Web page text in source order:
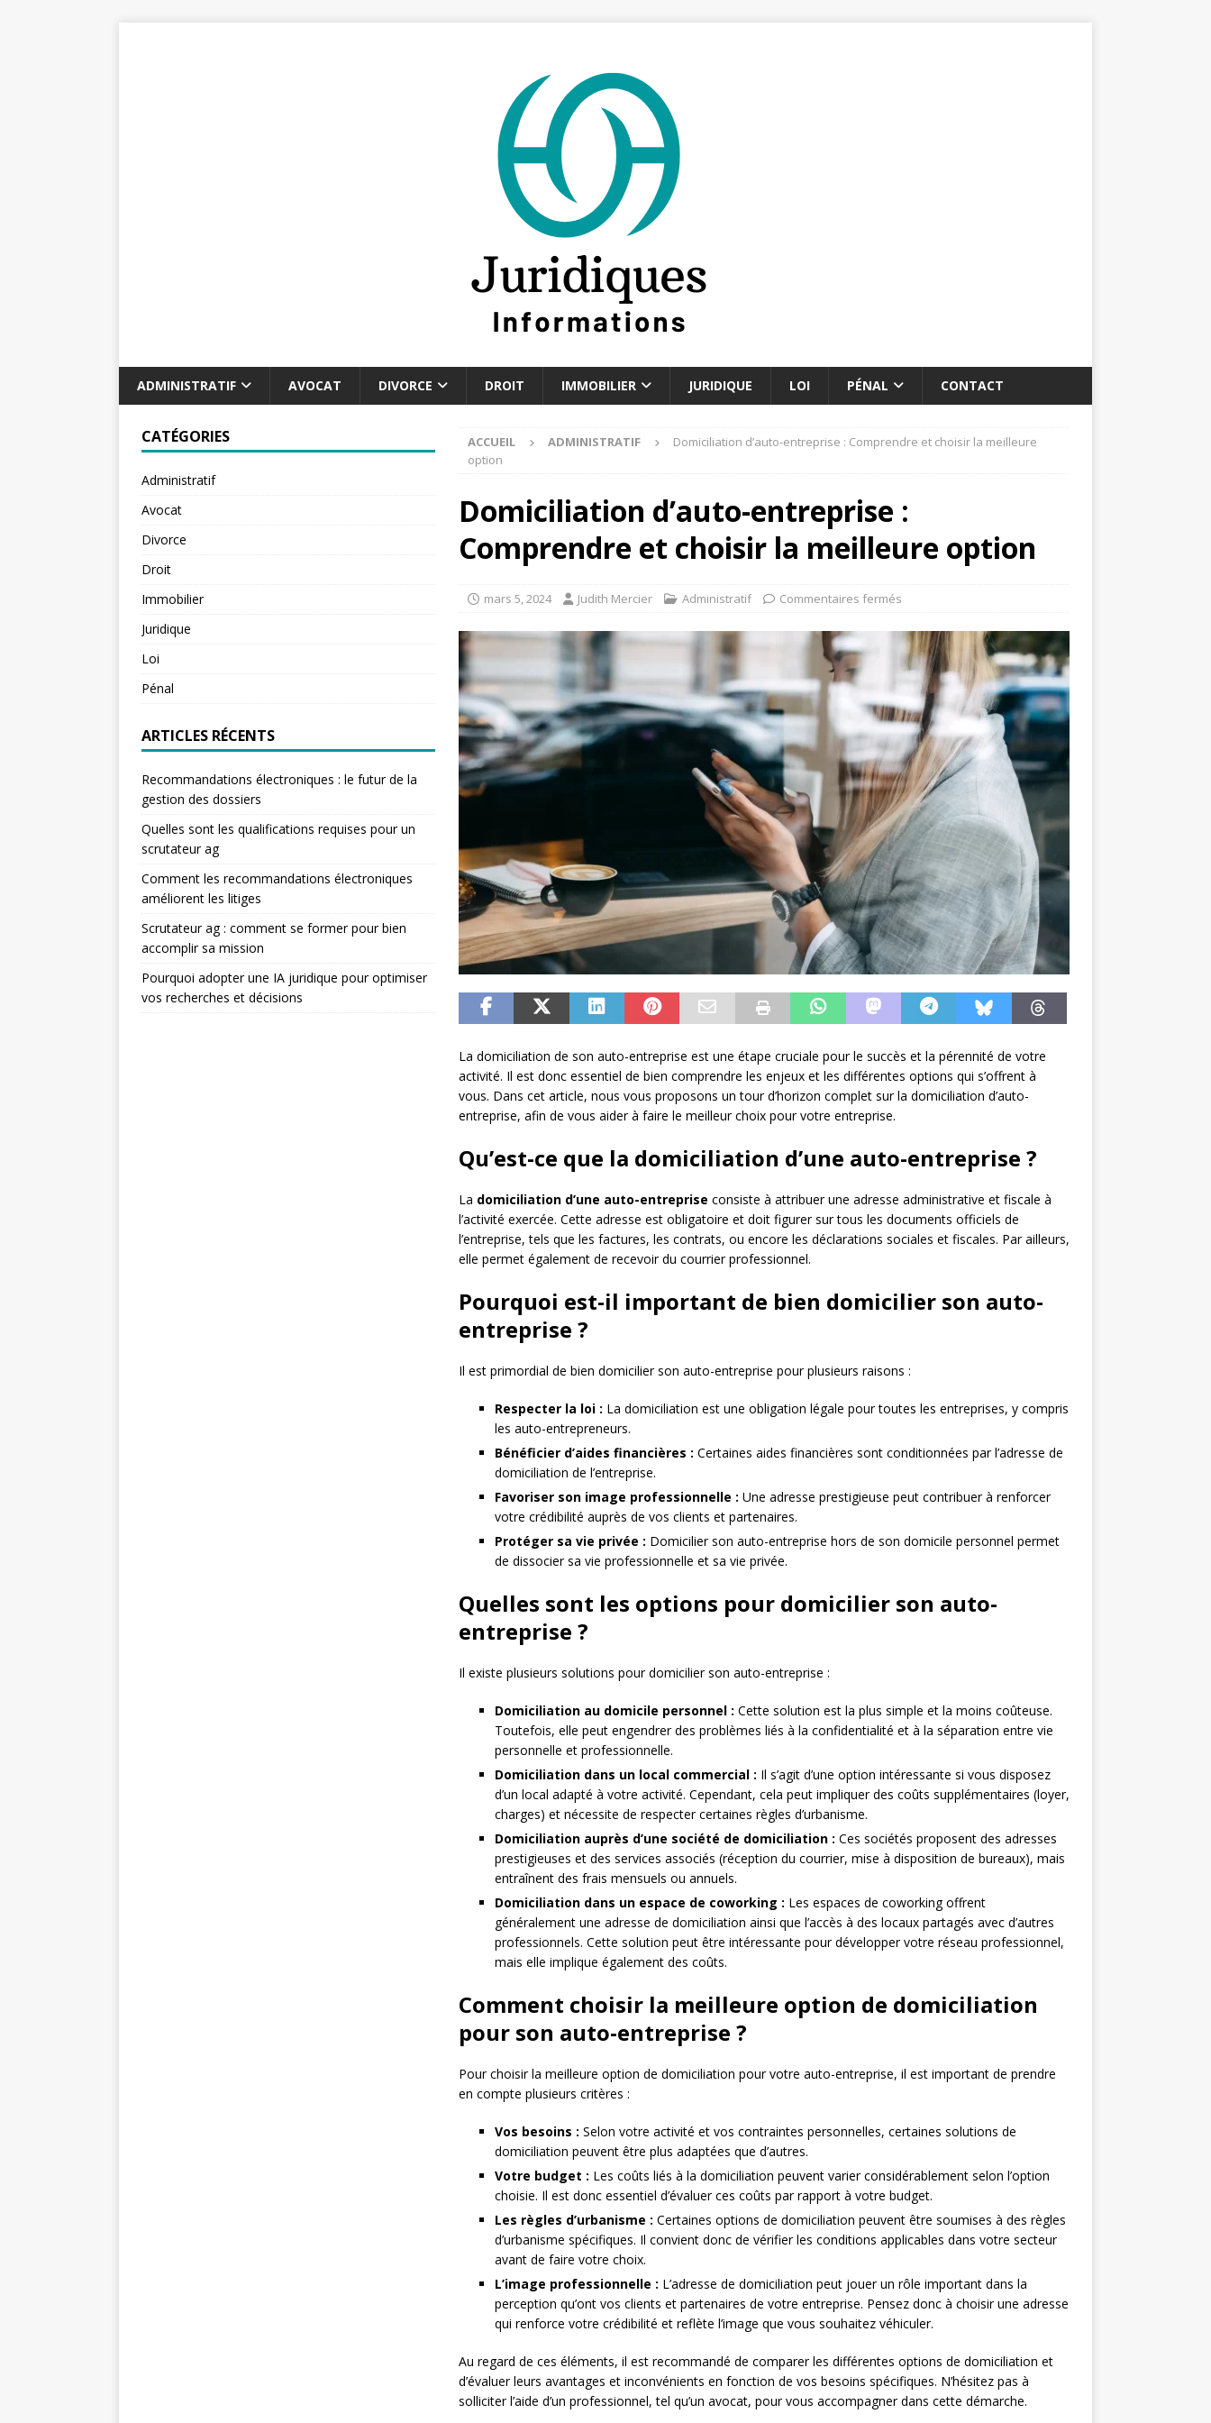
ADMINISTRATIF AVOCAT DIVORCE DROIT IMMOBILIER JURIDIQUE LOI PÉNAL CONTACT
ACCUEIL ADMINISTRATIF
Domiciliation d’auto-entreprise : Comprendre et choisir la meilleure
option
Domiciliation d’auto-entreprise :
Comprendre et choisir la meilleure option
mars 5, 2024 Judith Mercier Administratif Commentaires fermés
La domiciliation de son auto-entreprise est une étape cruciale pour le succès et la pérennité de votre
activité. Il est donc essentiel de bien comprendre les enjeux et les différentes options qui s’offrent à
vous. Dans cet article, nous vous proposons un tour d’horizon complet sur la domiciliation d’auto-
entreprise, afin de vous aider à faire le meilleur choix pour votre entreprise.
Qu’est-ce que la domiciliation d’une auto-entreprise ?
La domiciliation d’une auto-entreprise consiste à attribuer une adresse administrative et fiscale à
l’activité exercée. Cette adresse est obligatoire et doit figurer sur tous les documents officiels de
l’entreprise, tels que les factures, les contrats, ou encore les déclarations sociales et fiscales. Par ailleurs,
elle permet également de recevoir du courrier professionnel.
Pourquoi est-il important de bien domicilier son auto-
entreprise ?
Il est primordial de bien domicilier son auto-entreprise pour plusieurs raisons :
Respecter la loi : La domiciliation est une obligation légale pour toutes les entreprises, y compris
les auto-entrepreneurs.
Bénéficier d’aides financières : Certaines aides financières sont conditionnées par l’adresse de
domiciliation de l’entreprise.
Favoriser son image professionnelle : Une adresse prestigieuse peut contribuer à renforcer
votre crédibilité auprès de vos clients et partenaires.
Protéger sa vie privée : Domicilier son auto-entreprise hors de son domicile personnel permet
de dissocier sa vie professionnelle et sa vie privée.
Quelles sont les options pour domicilier son auto-
entreprise ?
Il existe plusieurs solutions pour domicilier son auto-entreprise :
Domiciliation au domicile personnel : Cette solution est la plus simple et la moins coûteuse.
Toutefois, elle peut engendrer des problèmes liés à la confidentialité et à la séparation entre vie
personnelle et professionnelle.
Domiciliation dans un local commercial : Il s’agit d’une option intéressante si vous disposez
d’un local adapté à votre activité. Cependant, cela peut impliquer des coûts supplémentaires (loyer,
charges) et nécessite de respecter certaines règles d’urbanisme.
Domiciliation auprès d’une société de domiciliation : Ces sociétés proposent des adresses
prestigieuses et des services associés (réception du courrier, mise à disposition de bureaux), mais
entraînent des frais mensuels ou annuels.
Domiciliation dans un espace de coworking : Les espaces de coworking offrent
généralement une adresse de domiciliation ainsi que l’accès à des locaux partagés avec d’autres
professionnels. Cette solution peut être intéressante pour développer votre réseau professionnel,
mais elle implique également des coûts.
Comment choisir la meilleure option de domiciliation
pour son auto-entreprise ?
Pour choisir la meilleure option de domiciliation pour votre auto-entreprise, il est important de prendre
en compte plusieurs critères :
Vos besoins : Selon votre activité et vos contraintes personnelles, certaines solutions de
domiciliation peuvent être plus adaptées que d’autres.
Votre budget : Les coûts liés à la domiciliation peuvent varier considérablement selon l’option
choisie. Il est donc essentiel d’évaluer ces coûts par rapport à votre budget.
Les règles d’urbanisme : Certaines options de domiciliation peuvent être soumises à des règles
d’urbanisme spécifiques. Il convient donc de vérifier les conditions applicables dans votre secteur
avant de faire votre choix.
L’image professionnelle : L’adresse de domiciliation peut jouer un rôle important dans la
perception qu’ont vos clients et partenaires de votre entreprise. Pensez donc à choisir une adresse
qui renforce votre crédibilité et reflète l’image que vous souhaitez véhiculer.
Au regard de ces éléments, il est recommandé de comparer les différentes options de domiciliation et
d’évaluer leurs avantages et inconvénients en fonction de vos besoins spécifiques. N’hésitez pas à
solliciter l’aide d’un professionnel, tel qu’un avocat, pour vous accompagner dans cette démarche.
CATÉGORIES
Administratif
Avocat
Divorce
Droit
Immobilier
Juridique
Loi
Pénal
ARTICLES RÉCENTS
Recommandations électroniques : le futur de la
gestion des dossiers
Quelles sont les qualifications requises pour un
scrutateur ag
Comment les recommandations électroniques
améliorent les litiges
Scrutateur ag : comment se former pour bien
accomplir sa mission
Pourquoi adopter une IA juridique pour optimiser
vos recherches et décisions